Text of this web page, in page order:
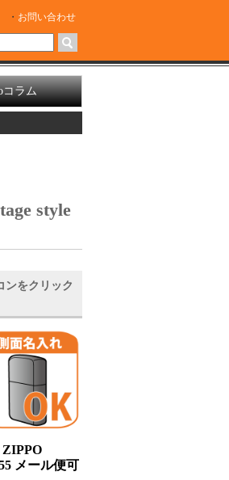
お問い合わせ
コラム
style
ンをクリック
ZIPPO
メール便可